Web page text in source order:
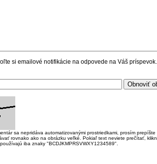
si emailové notifikácie na odpovede na Váš príspevok.
sa nepridáva automatizovanými prostriedkami, prosím prepíšte
rovnako ako na obrázku veľké. Pokiaľ text neviete prečítať,
iba znaky "BCDJKMPRSVWXY1234589".